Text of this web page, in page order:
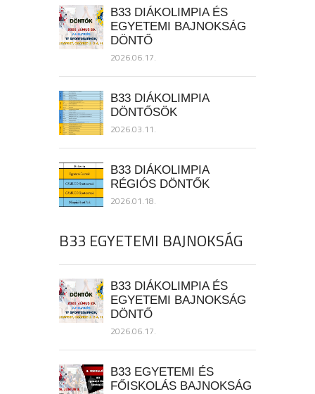
B33 DIÁKOLIMPIA ÉS
EGYETEMI BAJNOKSÁG
DÖNTŐ
2026.06.17.
B33 DIÁKOLIMPIA
DÖNTŐSÖK
2026.03.11.
B33 DIÁKOLIMPIA
RÉGIÓS DÖNTŐK
2026.01.18.
B33 EGYETEMI BAJNOKSÁG
B33 DIÁKOLIMPIA ÉS
EGYETEMI BAJNOKSÁG
DÖNTŐ
2026.06.17.
B33 EGYETEMI ÉS
FŐISKOLÁS BAJNOKSÁG